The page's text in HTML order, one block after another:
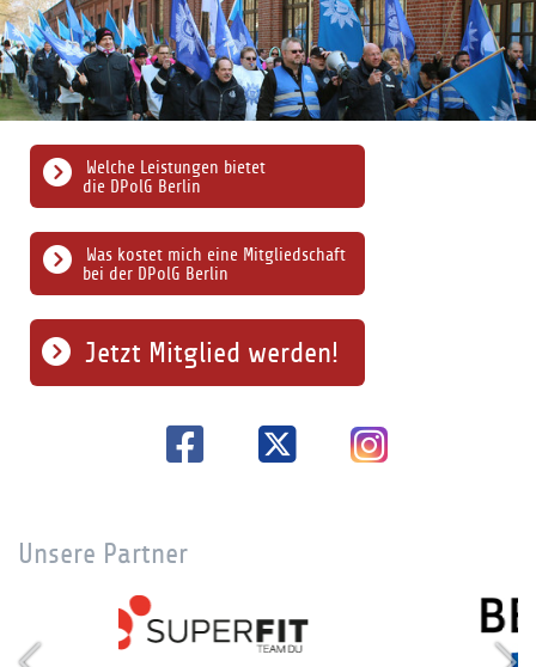
Was kostet mich eine Mitgliedschaft
bei der DPolG Berlin
Welche Leistungen bietet
die DPolG Berlin
Jetzt Mitglied werden!
Unsere Partner